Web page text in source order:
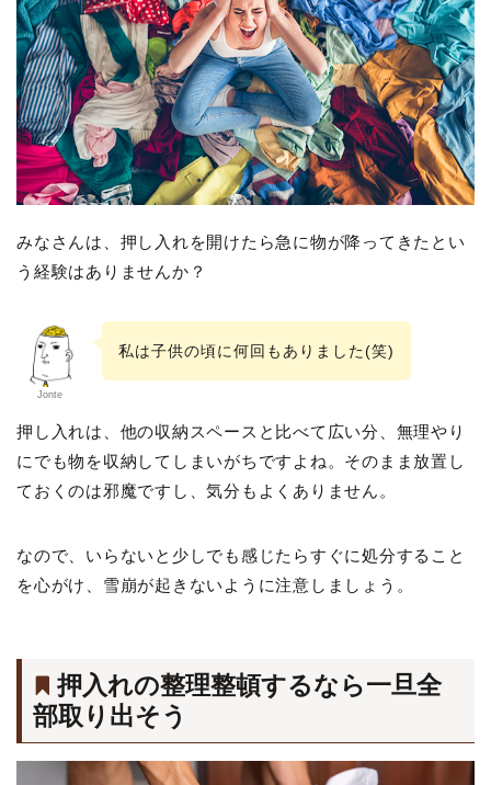
みなさんは、押し入れを開けたら急に物が降ってきたとい
う経験はありませんか？
Jonte
私は子供の頃に何回もありました(笑)
押し入れは、他の収納スペースと比べて広い分、無理やり
にでも物を収納してしまいがちですよね。そのまま放置し
ておくのは邪魔ですし、気分もよくありません。
なので、いらないと少しでも感じたらすぐに処分すること
を心がけ、雪崩が起きないように注意しましょう。
押入れの整理整頓するなら一旦全
部取り出そう